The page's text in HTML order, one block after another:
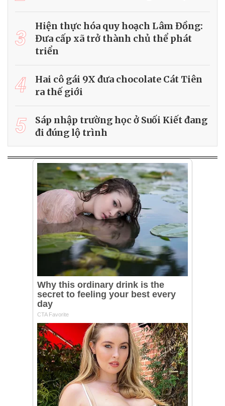
3
Hiện thực hóa quy hoạch Lâm Đồng:
Đưa cấp xã trở thành chủ thể phát
triển
4
Hai cô gái 9X đưa chocolate Cát Tiên
ra thế giới
5
Sáp nhập trường học ở Suối Kiết đang
đi đúng lộ trình